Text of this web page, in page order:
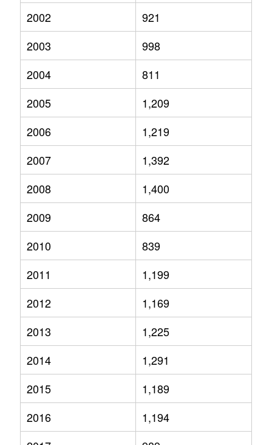
2002
921
2003
998
2004
811
2005
1,209
2006
1,219
2007
1,392
2008
1,400
2009
864
2010
839
2011
1,199
2012
1,169
2013
1,225
2014
1,291
2015
1,189
2016
1,194